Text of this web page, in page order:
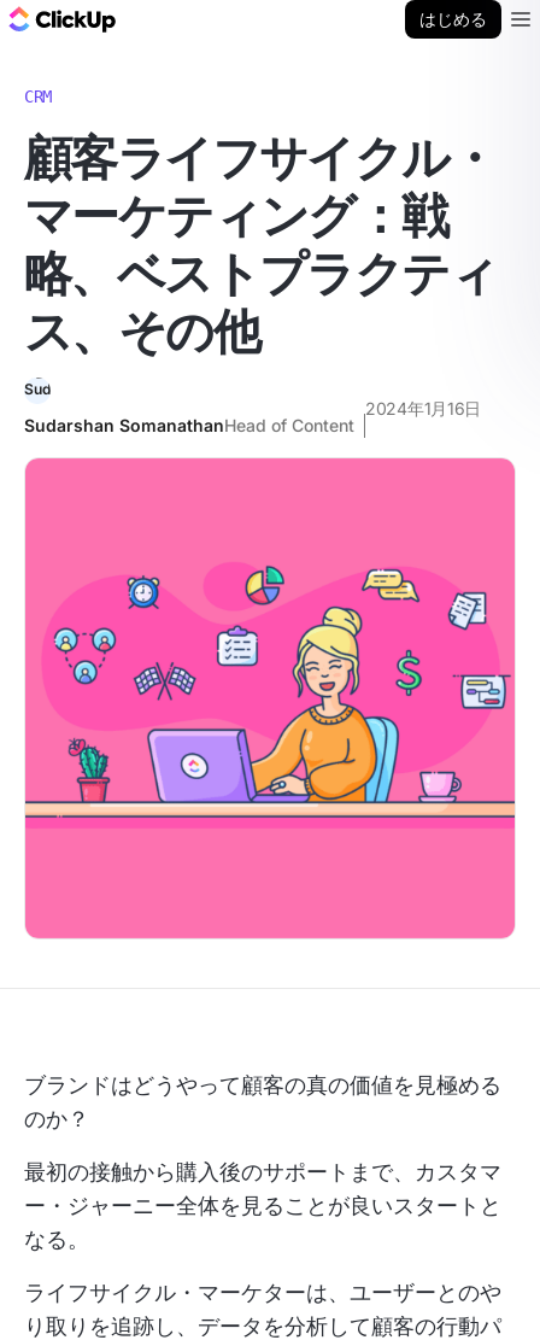
はじめる
CRM
顧客ライフサイクル・
マーケティング：戦
略、ベストプラクティ
ス、その他
Sudarshan SomanathanHead of Content
2024年1月16日
ブランドはどうやって顧客の真の価値を見極める
のか？
最初の接触から購入後のサポートまで、カスタマ
ー・ジャーニー全体を見ることが良いスタートと
なる。
ライフサイクル・マーケターは、ユーザーとのや
り取りを追跡し、データを分析して顧客の行動パ